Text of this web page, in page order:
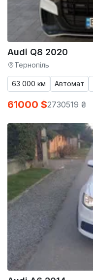
Audi Q8 2020
Тернопіль
63 000 км Автомат
61000 $2730519 ₴